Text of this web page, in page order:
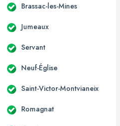
Brassac-les-Mines
Jumeaux
Servant
Neuf-Église
Saint-Victor-Montvianeix
Romagnat